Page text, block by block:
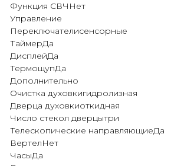
Функция СВЧНет
Управление
Переключателисенсорные
ТаймерДа
ДисплейДа
ТермощупДа
Дополнительно
Очистка духовкигидролизная
Дверца духовкиоткидная
Число стекол дверцытри
Телескопические направляющиеДа
ВертелНет
ЧасыДа